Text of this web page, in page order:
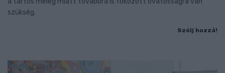
szükség.
Szólj hozzá!